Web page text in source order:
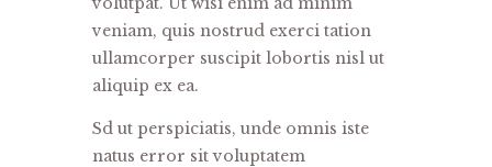
veniam, quis nostrud exerci tation
ullamcorper suscipit lobortis nisl ut
aliquip ex ea.
Sd ut perspiciatis, unde omnis iste
natus error sit voluptatem